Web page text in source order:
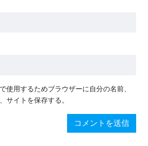
使用するためブラウザーに自分の名前、
サイトを保存する。